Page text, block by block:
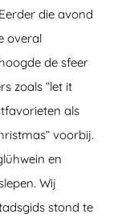
die avond
overal
de sfeer
zoals “let it
als
voorbij.
en
Wij
stond te